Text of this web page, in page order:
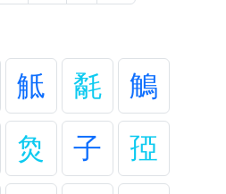
觝 氄
鵤
烉 子
孲